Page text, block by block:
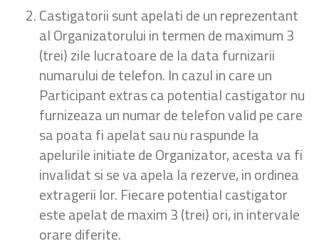
Castigatorii sunt apelati de un reprezentant
al Organizatorului in termen de maximum 3
(trei) zile lucratoare de la data furnizarii
numarului de telefon. In cazul in care un
Participant extras ca potential castigator nu
furnizeaza un numar de telefon valid pe care
sa poata fi apelat sau nu raspunde la
apelurile initiate de Organizator, acesta va fi
invalidat si se va apela la rezerve, in ordinea
extragerii lor. Fiecare potential castigator
este apelat de maxim 3 (trei) ori, in intervale
orare diferite.